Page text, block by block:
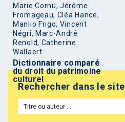
Marie Cornu, Jérôme
Fromageau, Cléa Hance,
Manlio Frigo, Vincent
Négri, Marc-André
Renold, Catherine
Wallaert
Dictionnaire comparé
du droit du patrimoine
culturel
Rechercher dans le site